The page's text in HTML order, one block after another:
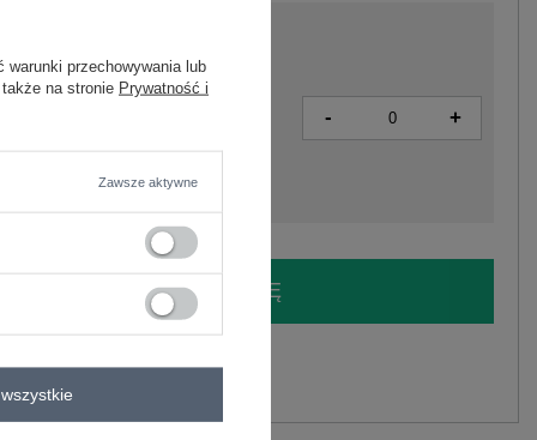
- +
SIĘ I ZOBACZ CENĘ
Zadaj pytanie
warunki przechowywania lub
na stronie Prywatność i
Zawsze aktywne